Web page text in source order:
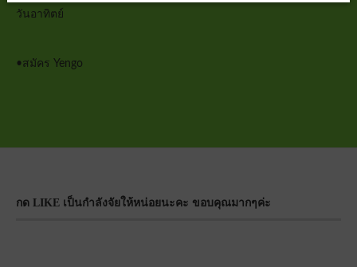
วันอาทิตย์
•สมัคร Yengo
กด LIKE เป็นกำลังจัยให้หน่อยนะคะ ขอบคุณมากๆค่ะ